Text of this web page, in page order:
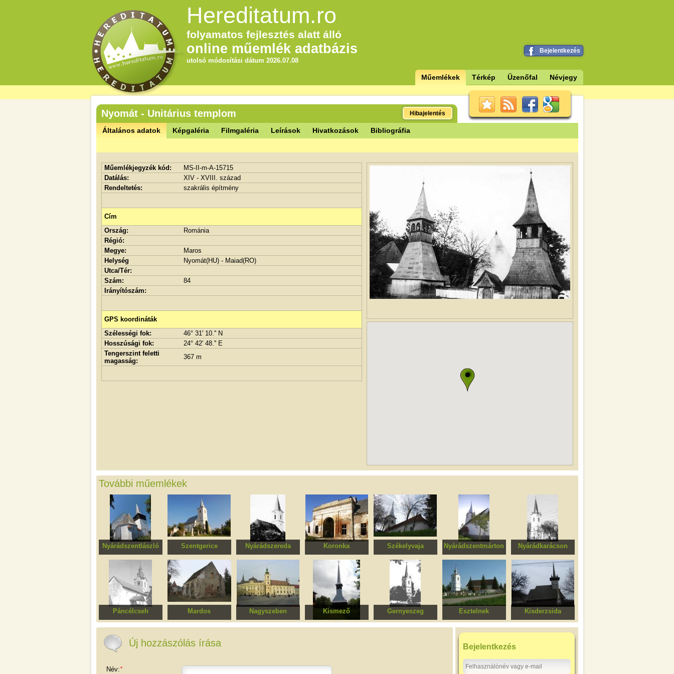
Hereditatum.ro
folyamatos fejlesztés alatt álló
online műemlék adatbázis
utolsó módosítási dátum 2026.07.08
Bejelentkezés
Műemlékek Térkép Üzenőfal Névjegy
Nyomát - Unitárius templom Hibajelentés
Általános adatok Képgaléria Filmgaléria Leírások Hivatkozások Bibliográfia
Műemlékjegyzék kód:
MS-II-m-A-15715
Datálás:
XIV - XVIII. század
Rendeltetés:
szakrális építmény
Cím
Ország:
Románia
Régió:
Megye:
Maros
Helység
Nyomát(HU) - Maiad(RO)
Utca/Tér:
Szám:
84
Irányítószám:
GPS koordináták
Szélességi fok:
46° 31' 10.'' N
Hosszúsági fok:
24° 42' 48.'' E
Tengerszint feletti
magasság:
367 m
További műemlékek
Nyárádszentlászló
Unitárius templom
Szentgerice
Unitárius templom
Nyárádszereda
Református templom
Koronka
Toldalagi kastély
Székelyvaja
Református templom
Nyárádszentmárton
Unitárius templom
Nyárádkarácson
Református templom
Páncélcseh
Református templom
Mardos
Erődített evangélikus
Nagyszeben
Szentháromság
Kismező
Szent Mihály és
Gernyeszeg
Református templom
Esztelnek
Római katolikus
templom
Kisderzsida
Szent Mihály és
Szent Gábriel ortodox
Új hozzászólás írása
Név:*
Bejelentkezés